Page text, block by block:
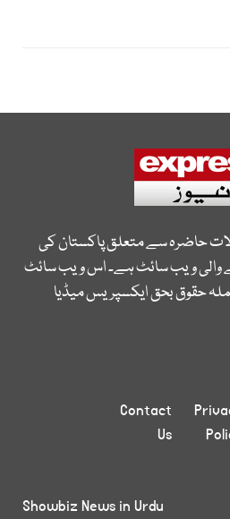
حاضرہ سے متعلق پاکستان کی
والی ویب سائٹ ہے۔ اس ویب سائٹ
حقوق بحق ایکسپریس میڈیا
Contact
Us
Showbiz News in Urdu